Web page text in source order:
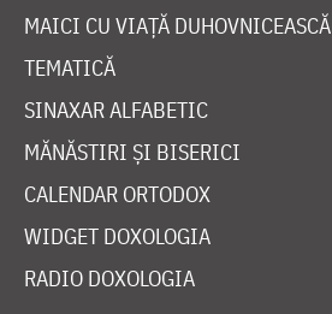
MAICI CU VIAȚĂ DUHOVNICEASCĂ
TEMATICĂ
SINAXAR ALFABETIC
MĂNĂSTIRI ȘI BISERICI
CALENDAR ORTODOX
WIDGET DOXOLOGIA
RADIO DOXOLOGIA